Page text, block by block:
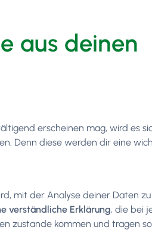
aus deinen
erscheinen mag, wird es
Denn diese werden dir eine
mit der Analyse deiner Daten
verständliche Erklärung, die bei
zustande kommen und tragen